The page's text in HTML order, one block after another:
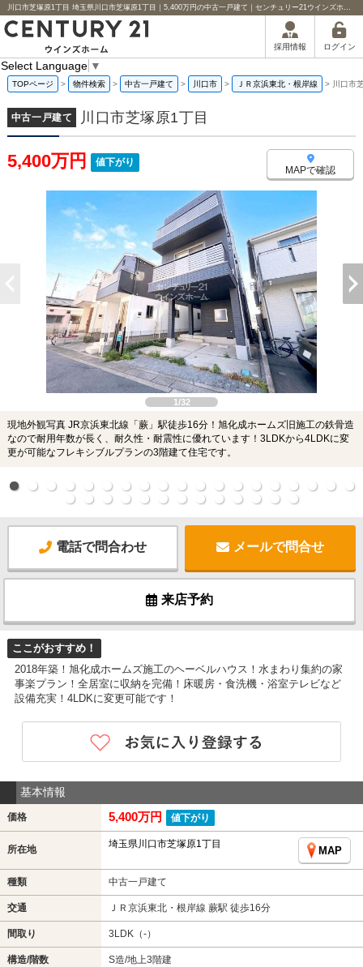
川口市芝塚原1丁目 埼玉県川口市芝塚原1丁目｜5,400万円の中古一戸建て｜センチュリー21ウインズホーム
採用情報 ログイン
Select Language ▼
TOPページ > 物件検索 > 中古一戸建て > 川口市 > ＪＲ京浜東北・根岸線 > 川口市
中古一戸建て 川口市芝塚原1丁目
5,400万円 値下がり
MAPで確認
1/32
現地外観写真 JR京浜東北線「蕨」駅徒歩16分！旭化成ホームズ旧施工の鉄骨造
なので耐用年数が長く、耐久性・耐震性に優れています！3LDKから4LDKに変
更が可能なフレキシブルプランの3階建て住宅です。
電話で問合わせ メールで問合せ
来店予約
ここがおすすめ！
2018年築！旭化成ホームズ施工のヘーベルハウス！水まわり集約の家
事楽プラン！全居室に収納を完備！床暖房・食洗機・浴室テレビなど
設備充実！4LDKに変更可能です！
基本情報
価格 5,400万円 値下がり
所在地 埼玉県川口市芝塚原1丁目
MAP
種類 中古一戸建て
交通 ＪＲ京浜東北・根岸線 蕨駅 徒歩16分
間取り 3LDK（-）
構造/階数 S造/地上3階建